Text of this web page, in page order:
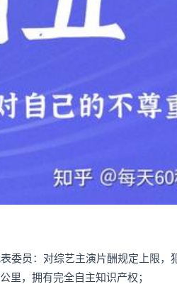
员：对综艺主演片酬规定上限，
里，拥有完全自主知识产权；